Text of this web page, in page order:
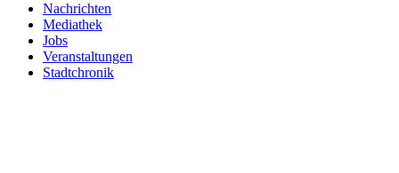
Nachrichten
Mediathek
Jobs
Veranstaltungen
Stadtchronik